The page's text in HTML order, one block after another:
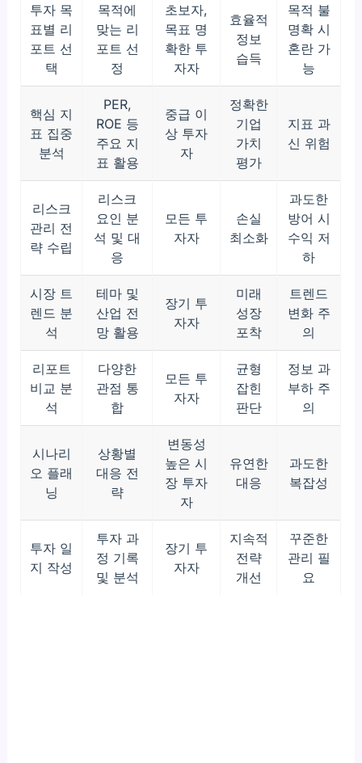
투자 목
표별 리
포트 선
택
목적에
맞는 리
포트 선
정
초보자,
목표 명
확한 투
자자
효율적
정보
습득
목적 불
명확 시
혼란 가
능
핵심 지
표 집중
분석
PER,
ROE 등
주요 지
표 활용
중급 이
상 투자
자
정확한
기업
가치
평가
지표 과
신 위험
리스크
관리 전
략 수립
리스크
요인 분
석 및 대
응
모든 투
자자
손실
최소화
과도한
방어 시
수익 저
하
시장 트
렌드 분
석
테마 및
산업 전
망 활용
장기 투
자자
미래
성장
포착
트렌드
변화 주
의
리포트
비교 분
석
다양한
관점 통
합
모든 투
자자
균형
잡힌
판단
정보 과
부하 주
의
시나리
오 플래
닝
상황별
대응 전
략
변동성
높은 시
장 투자
자
유연한
대응
과도한
복잡성
투자 일
지 작성
투자 과
정 기록
및 분석
장기 투
자자
지속적
전략
개선
꾸준한
관리 필
요